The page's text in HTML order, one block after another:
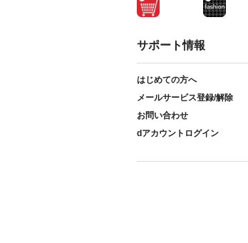
サポート情報
はじめての方へ
メールサービス登録/解除
お問い合わせ
dアカウントログイン